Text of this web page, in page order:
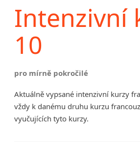
Intenzivní
10
pro mírně pokročilé
Aktuálně vypsané intenzivní kurzy
vždy k danému druhu kurzu
vyučujících tyto kurzy.